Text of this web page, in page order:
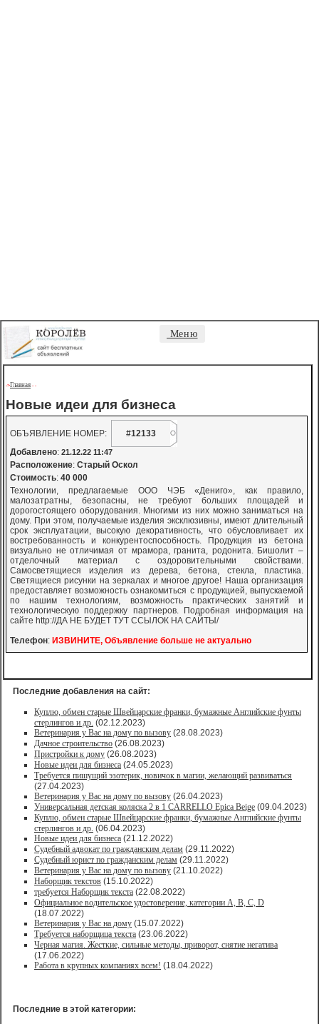
Меню
->Главная - -
Новые идеи для бизнеса
ОБЪЯВЛЕНИЕ НОМЕР:
#12133
Добавлено: 21.12.22 11:47
Расположение: Старый Оскол
Стоимость: 40 000
Технологии, предлагаемые ООО ЧЭБ «Дениго», как правило,
малозатратны, безопасны, не требуют больших площадей и
дорогостоящего оборудования. Многими из них можно заниматься на
дому. При этом, получаемые изделия эксклюзивны, имеют длительный
срок эксплуатации, высокую декоративность, что обусловливает их
востребованность и конкурентоспособность. Продукция из бетона
визуально не отличимая от мрамора, гранита, родонита. Бишолит –
отделочный материал с оздоровительными свойствами.
Самосветящиеся изделия из дерева, бетона, стекла, пластика.
Светящиеся рисунки на зеркалах и многое другое! Наша организация
предоставляет возможность ознакомиться с продукцией, выпускаемой
по нашим технологиям, возможность практических занятий и
технологическую поддержку партнеров. Подробная информация на
сайте http://ДА НЕ БУДЕТ ТУТ ССЫЛОК НА САЙТЫ/
Телефон: ИЗВИНИТЕ, Объявление больше не актуально
Последние добавления на сайт:
Куплю, обмен старые Швейцарские франки, бумажные Английские фунты
стерлингов и др. (02.12.2023)
Ветеринария у Вас на дому по вызову (28.08.2023)
Дачное строительство (26.08.2023)
Пристройки к дому (26.08.2023)
Новые идеи для бизнеса (24.05.2023)
Требуется пишущий эзотерик, новичок в магии, желающий развиваться
(27.04.2023)
Ветеринария у Вас на дому по вызову (26.04.2023)
Универсальная детская коляска 2 в 1 CARRELLO Epica Beige (09.04.2023)
Куплю, обмен старые Швейцарские франки, бумажные Английские фунты
стерлингов и др. (06.04.2023)
Новые идеи для бизнеса (21.12.2022)
Судебный адвокат по гражданским делам (29.11.2022)
Судебный юрист по гражданским делам (29.11.2022)
Ветеринария у Вас на дому по вызову (21.10.2022)
Наборщик текстов (15.10.2022)
требуется Наборщик текста (22.08.2022)
Официальное водительское удостоверение, категории A, B, C, D
(18.07.2022)
Ветеринария у Вас на дому (15.07.2022)
Требуется наборщица текста (23.06.2022)
Черная магия. Жесткие, сильные методы, приворот, снятие негатива
(17.06.2022)
Работа в крупных компаниях всем! (18.04.2022)
Последние в этой категории: